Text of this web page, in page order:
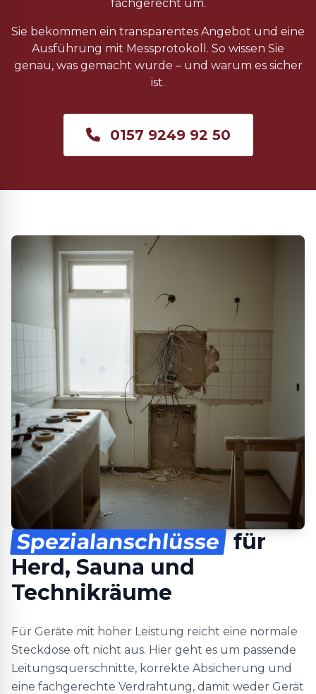
fachgerecht um.
Sie bekommen ein transparentes Angebot und eine
Ausführung mit Messprotokoll. So wissen Sie
genau, was gemacht wurde – und warum es sicher
ist.
0157 9249 92 50
Spezialanschlüsse für
Herd, Sauna und
Technikräume
Für Geräte mit hoher Leistung reicht eine normale
Steckdose oft nicht aus. Hier geht es um passende
Leitungsquerschnitte, korrekte Absicherung und
eine fachgerechte Verdrahtung, damit weder Gerät